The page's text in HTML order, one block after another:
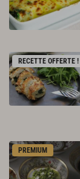
RECETTE OFFERTE !
PREMIUM